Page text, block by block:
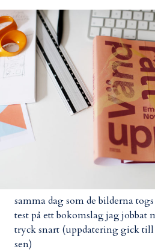
samma dag som de bilderna
test på ett bokomslag jag jobbat
tryck snart (uppdatering gick
sen)